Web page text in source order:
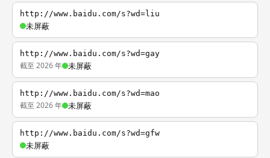
http://www.baidu.com/s?wd=liu
未屏蔽
http://www.baidu.com/s?wd=gay
截至 2026 年 未屏蔽
http://www.baidu.com/s?wd=mao
截至 2026 年 未屏蔽
http://www.baidu.com/s?wd=gfw
未屏蔽